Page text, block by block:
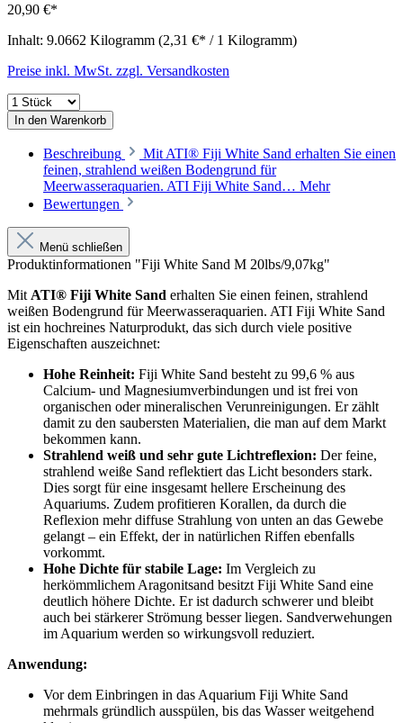
20,90 €*
Inhalt: 9.0662 Kilogramm (2,31 €* / 1 Kilogramm)
Preise inkl. MwSt. zzgl. Versandkosten
In den Warenkorb
Beschreibung
Mit ATI® Fiji White Sand erhalten Sie einen
feinen, strahlend weißen Bodengrund für
Meerwasseraquarien. ATI Fiji White Sand… Mehr
Bewertungen
Menü schließen
Produktinformationen "Fiji White Sand M 20lbs/9,07kg"
Mit ATI® Fiji White Sand erhalten Sie einen feinen, strahlend
weißen Bodengrund für Meerwasseraquarien. ATI Fiji White Sand
ist ein hochreines Naturprodukt, das sich durch viele positive
Eigenschaften auszeichnet:
Hohe Reinheit: Fiji White Sand besteht zu 99,6 % aus
Calcium- und Magnesiumverbindungen und ist frei von
organischen oder mineralischen Verunreinigungen. Er zählt
damit zu den saubersten Materialien, die man auf dem Markt
bekommen kann.
Strahlend weiß und sehr gute Lichtreflexion: Der feine,
strahlend weiße Sand reflektiert das Licht besonders stark.
Dies sorgt für eine insgesamt hellere Erscheinung des
Aquariums. Zudem profitieren Korallen, da durch die
Reflexion mehr diffuse Strahlung von unten an das Gewebe
gelangt – ein Effekt, der in natürlichen Riffen ebenfalls
vorkommt.
Hohe Dichte für stabile Lage: Im Vergleich zu
herkömmlichem Aragonitsand besitzt Fiji White Sand eine
deutlich höhere Dichte. Er ist dadurch schwerer und bleibt
auch bei stärkerer Strömung besser liegen. Sandverwehungen
im Aquarium werden so wirkungsvoll reduziert.
Anwendung:
Vor dem Einbringen in das Aquarium Fiji White Sand
mehrmals gründlich ausspülen, bis das Wasser weitgehend